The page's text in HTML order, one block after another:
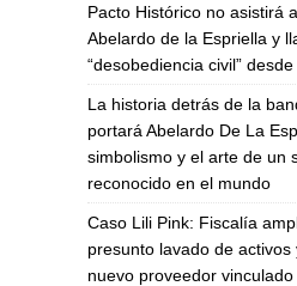
Pacto Histórico no asistirá
Abelardo de la Espriella y
“desobediencia civil”
La historia detrás de la
portará Abelardo De La
simbolismo y el arte de un
reconocido en el mundo
Caso Lili Pink: Fiscalía
presunto lavado de
nuevo proveedor